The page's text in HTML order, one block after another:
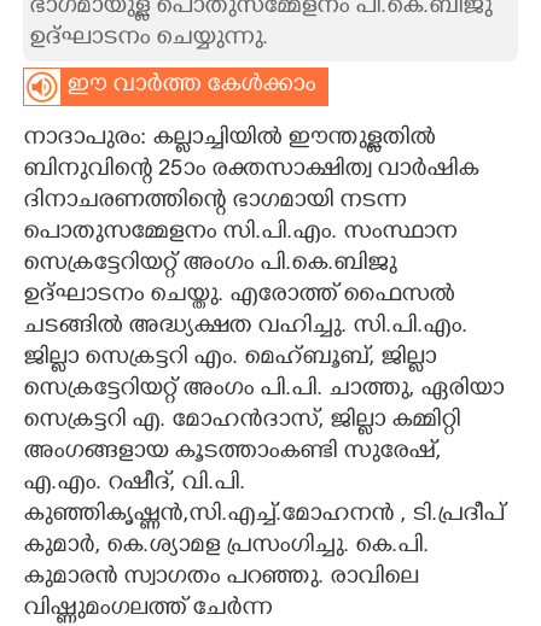
CARTOONS
LITERATURE
ZOOM
ഭാഗമായുള്ള പൊതുസമ്മേളനം പി.കെ.ബിജു
ഉദ്ഘാടനം ചെയ്യുന്നു.
ഈ വാർത്ത കേൾക്കാം
നാദാപുരം: കല്ലാച്ചിയിൽ ഈന്തുള്ളതിൽ
ബിനുവിന്റെ 25ാം രക്തസാക്ഷിത്വ വാർഷിക
ദിനാചരണത്തിന്റെ ഭാഗമായി നടന്ന
പൊതുസമ്മേളനം സി.പി.എം. സംസ്ഥാന
സെക്രട്ടേറിയറ്റ് അംഗം പി.കെ.ബിജു
ഉദ്ഘാടനം ചെയ്തു. എരോത്ത് ഫൈസൽ
ചടങ്ങിൽ അദ്ധ്യക്ഷത വഹിച്ചു. സി.പി.എം.
ജില്ലാ സെക്രട്ടറി എം. മെഹ്ബൂബ്, ജില്ലാ
സെക്രട്ടേറിയറ്റ് അംഗം പി.പി. ചാത്തു, ഏരിയാ
സെക്രട്ടറി എ. മോഹൻദാസ്, ജില്ലാ കമ്മിറ്റി
അംഗങ്ങളായ കൂടത്താംകണ്ടി സുരേഷ്,
എ.എം. റഷീദ്, വി.പി.
കുഞ്ഞികൃഷ്ണൻ,സി.എച്ച്.മോഹനൻ , ടി.പ്രദീപ്
കുമാർ, കെ.ശ്യാമള പ്രസംഗിച്ചു. കെ.പി.
കുമാരൻ സ്വാഗതം പറഞ്ഞു. രാവിലെ
വിഷ്ണുമംഗലത്ത് ചേർന്ന